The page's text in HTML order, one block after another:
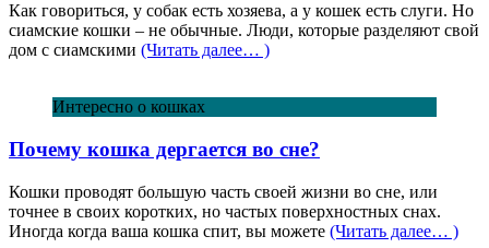
Как говориться, у собак есть хозяева, а у кошек есть слуги. Но
сиамские кошки – не обычные. Люди, которые разделяют свой
дом с сиамскими (Читать далее… )
Интересно о кошках
Почему кошка дергается во сне?
Кошки проводят большую часть своей жизни во сне, или
точнее в своих коротких, но частых поверхностных снах.
Иногда когда ваша кошка спит, вы можете (Читать далее… )